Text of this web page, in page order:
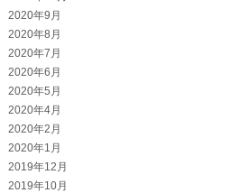
2020年9月
2020年8月
2020年7月
2020年6月
2020年5月
2020年4月
2020年2月
2020年1月
2019年12月
2019年10月